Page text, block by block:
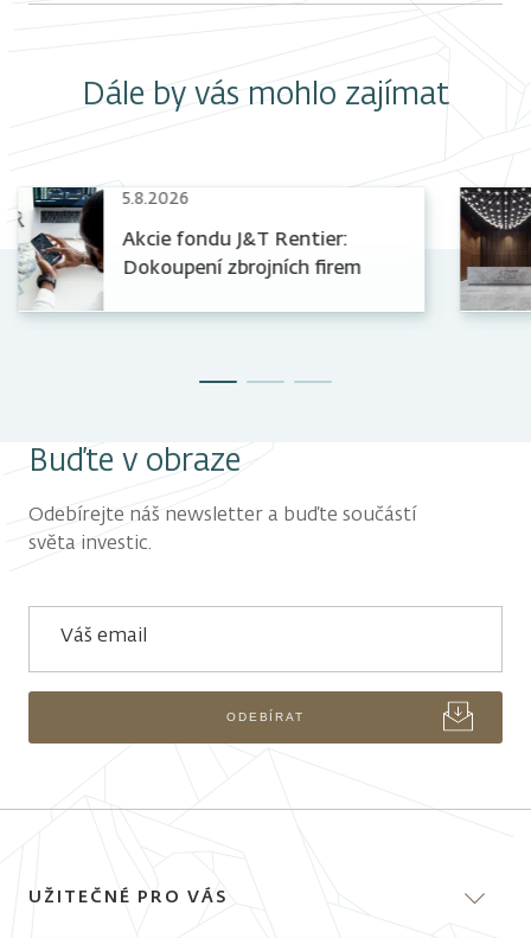
Dále by vás mohlo zajímat
5.8.2026
Akcie fondu J&T Rentier:
Dokoupení zbrojních firem
Buďte v obraze
Odebírejte náš newsletter a buďte součástí
světa investic.
Váš email
ODEBÍRAT
UŽITEČNÉ PRO VÁS